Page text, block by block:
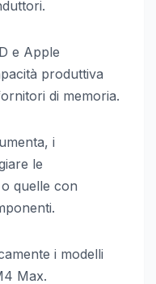
e Apple
produttiva
di memoria.
i
le
quelle con
i modelli
Max.